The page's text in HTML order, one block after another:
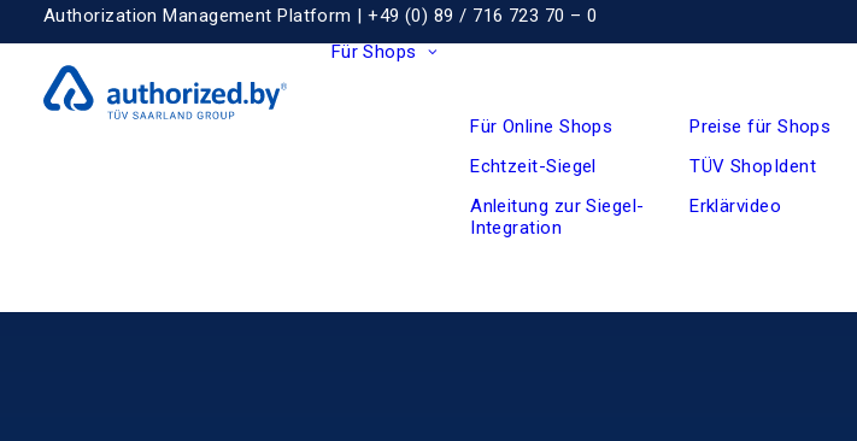
Authorization Management Platform |+49 (0) 89 / 716 723 70 – 0
Für Shops
Für Online Shops
Preise für Shops
Echtzeit-Siegel
TÜV ShopIdent
Anleitung zur Siegel-
Integration
Erklärvideo